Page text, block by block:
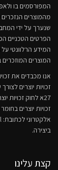
המפורסמים בו
מהמוצרים הנזכרים
שנערך על ידי
הפרטים הטכניים
המידע הרלוונטי
המוצרים
אנו מכבדים את
זכויות יוצרים
זכויות יוצרים
אלקטרוני לכתובת:
ביצירה.
קצת עלינו